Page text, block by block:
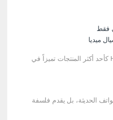
فقط
ميديا
هنا يبرز HMD Barbie Phone كأحد أكثر المنتجات تميزاً في
الحديثة، بل يقدم فلسفة